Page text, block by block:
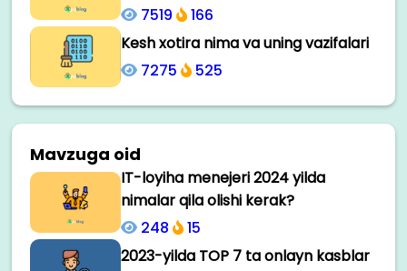
7519
166
Kesh xotira nima va uning vazifalari
7275
525
Mavzuga oid
IT-loyiha menejeri 2024 yilda
nimalar qila olishi kerak?
248
15
2023-yilda TOP 7 ta onlayn kasblar